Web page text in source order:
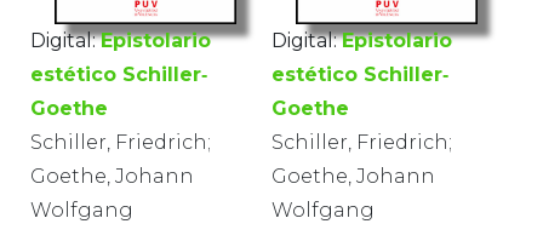
Digital: Epistolario
estético Schiller‐
Goethe
Schiller, Friedrich;
Goethe, Johann
Wolfgang
Digital: Epistolario
estético Schiller‐
Goethe
Schiller, Friedrich;
Goethe, Johann
Wolfgang